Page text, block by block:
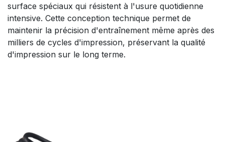
surface spéciaux qui résistent à l'usure quotidienne
intensive. Cette conception technique permet de
maintenir la précision d'entraînement même après des
milliers de cycles d'impression, préservant la qualité
d'impression sur le long terme.